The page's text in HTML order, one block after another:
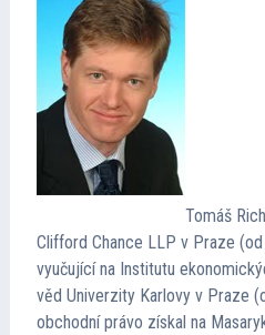
Tomáš
Clifford Chance LLP v Praze
vyučující na Institutu
věd Univerzity Karlovy v Praze
obchodní právo získal na